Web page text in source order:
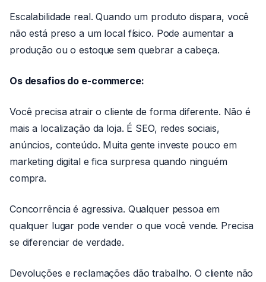
Escalabilidade real. Quando um produto dispara, você
não está preso a um local físico. Pode aumentar a
produção ou o estoque sem quebrar a cabeça.
Os desafios do e-commerce:
Você precisa atrair o cliente de forma diferente. Não é
mais a localização da loja. É SEO, redes sociais,
anúncios, conteúdo. Muita gente investe pouco em
marketing digital e fica surpresa quando ninguém
compra.
Concorrência é agressiva. Qualquer pessoa em
qualquer lugar pode vender o que você vende. Precisa
se diferenciar de verdade.
Devoluções e reclamações dão trabalho. O cliente não